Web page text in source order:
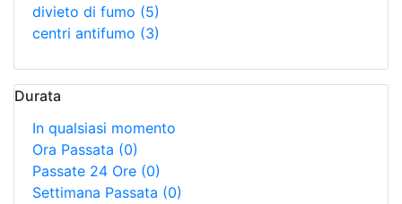
divieto di fumo (5)
centri antifumo (3)
Durata
In qualsiasi momento
Ora Passata (0)
Passate 24 Ore (0)
Settimana Passata (0)